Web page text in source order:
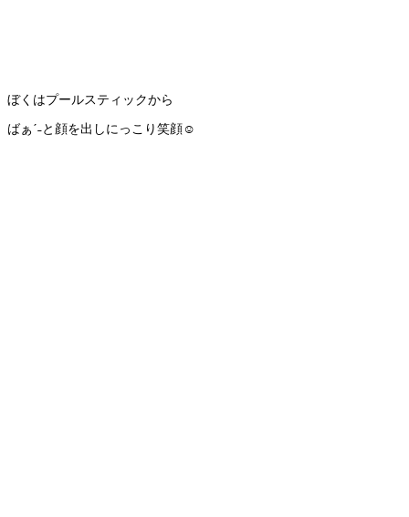
ぼくはプールスティックから
ばぁˊ˗と顔を出しにっこり笑顔☺️